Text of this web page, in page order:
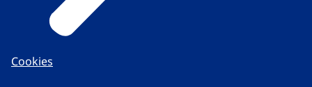
Cookies